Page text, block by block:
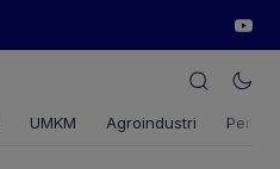
UMKM Agroindustri